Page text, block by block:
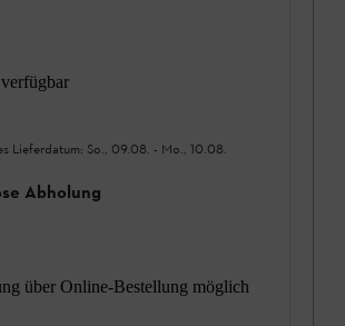
Lieferdatum: So., 09.08. - Mo., 10.08.
Abholung
über Online-Bestellung möglich